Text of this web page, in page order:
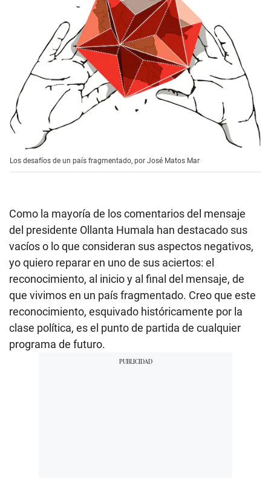
Los desafíos de un país fragmentado, por José Matos Mar
Como la mayoría de los comentarios del mensaje
del presidente Ollanta Humala han destacado sus
vacíos o lo que consideran sus aspectos negativos,
yo quiero reparar en uno de sus aciertos: el
reconocimiento, al inicio y al final del mensaje, de
que vivimos en un país fragmentado. Creo que este
reconocimiento, esquivado históricamente por la
clase política, es el punto de partida de cualquier
programa de futuro.